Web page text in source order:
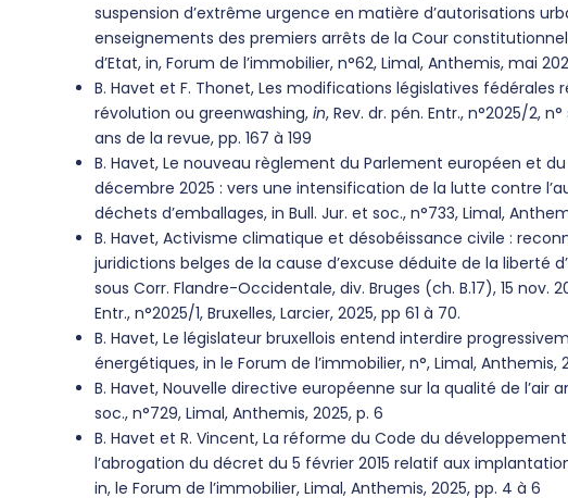
suspension d’extrême urgence en matière d’autorisations
enseignements des premiers arrêts de la Cour
d’Etat, in, Forum de l’immobilier, n°62, Limal, Anthemis, mai
B. Havet et F. Thonet, Les modifications législatives fédérales
révolution ou greenwashing, in, Rev. dr. pén. Entr., n°2025/2,
ans de la revue, pp. 167 à 199
B. Havet, Le nouveau règlement du Parlement européen et du
décembre 2025 : vers une intensification de la lutte contre
déchets d’emballages, in Bull. Jur. et soc., n°733, Limal,
B. Havet, Activisme climatique et désobéissance civile :
juridictions belges de la cause d’excuse déduite de la liberté
sous Corr. Flandre-Occidentale, div. Bruges (ch. B.17), 15 nov.
Entr., n°2025/1, Bruxelles, Larcier, 2025, pp 61 à 70.
B. Havet, Le législateur bruxellois entend interdire
énergétiques, in le Forum de l’immobilier, n°, Limal, Anthemis,
B. Havet, Nouvelle directive européenne sur la qualité de l’air
soc., n°729, Limal, Anthemis, 2025, p. 6
B. Havet et R. Vincent, La réforme du Code du
l’abrogation du décret du 5 février 2015 relatif aux
in, le Forum de l’immobilier, Limal, Anthemis, 2025, pp. 4 à 6